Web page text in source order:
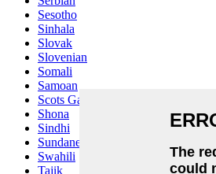
Sesotho
Sinhala
Slovak
Slovenian
Somali
Samoan
Scots Gaelic
Shona
Sindhi
Sundanese
Swahili
Tajik